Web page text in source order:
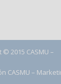
© 2015 CASMU –
CASMU –